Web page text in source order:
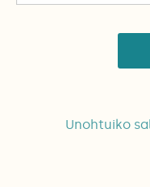
Unohtuiko